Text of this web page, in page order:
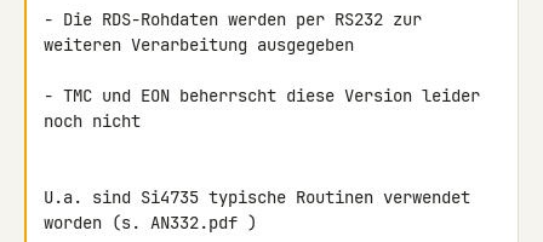
- Die RDS-Rohdaten werden per RS232 zur
weiteren Verarbeitung ausgegeben
- TMC und EON beherrscht diese Version leider
noch nicht
U.a. sind Si4735 typische Routinen verwendet
worden (s. AN332.pdf )